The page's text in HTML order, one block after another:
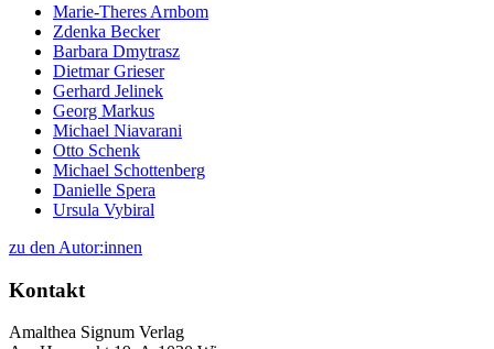
Marie-Theres Arnbom
Zdenka Becker
Barbara Dmytrasz
Dietmar Grieser
Gerhard Jelinek
Georg Markus
Michael Niavarani
Otto Schenk
Michael Schottenberg
Danielle Spera
Ursula Vybiral
zu den Autor:innen
Kontakt
Amalthea Signum Verlag